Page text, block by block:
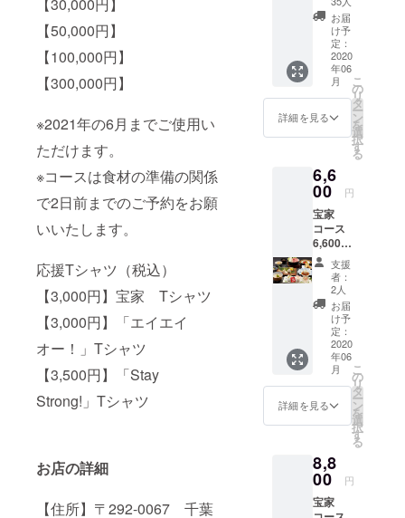
【50,000円】
【100,000円】
【300,000円】
※2021年の6月までご使用い
ただけます。
※コースは食材の準備の関係
で2日前までのご予約をお願
いいたします。
応援Tシャツ（税込）
【3,000円】宝家 Tシャツ
【3,000円】「エイエイ
オー！」Tシャツ
【3,500円】「Stay
Strong!」Tシャツ
お店の詳細
【住所】〒292-0067 千葉
事券を
発送さ
せてい
ただき
ます。
※お店で
のご飲
食代と
してご
利用い
ます。
※食事券
でお支
払いに
なる場
合はお
釣りが
発生致
しませ
ん。 ※
所持し
て頂い
ている
食事券
以上の
ご飲食
代は別
めいた
だけま
す。 ※
他食事
お届
け予
定：
2020
年06
月
詳細を見る
こ
の
リ
タ
ー
ン
を
選
択
す
る
6,6
00 円
宝家
コース
6,600円
（税
込）
（内容
は時期
によっ
て変わ
りま
す） 食
材の関
係で二
日前ま
でのご
予約を
申し上
げてお
りま
す。
支援
者：
2人
お届
け予
定：
2020
年06
月
詳細を見る
こ
の
リ
タ
ー
ン
を
選
択
す
る
8,8
00 円
宝家